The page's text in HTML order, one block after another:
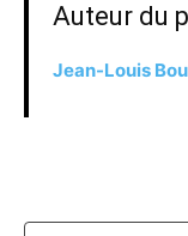
Auteur du
Jean-Louis